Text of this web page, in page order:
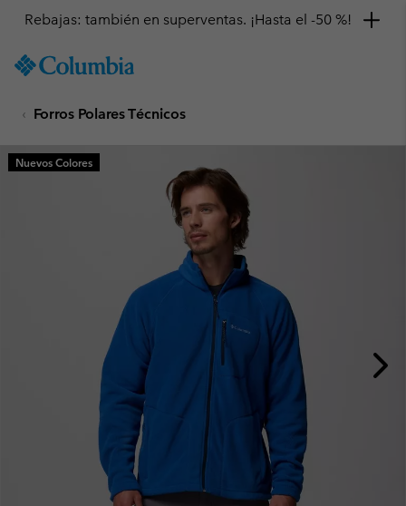
TO
SKIP
MAIN
NAV
Rebajas: también en superventas. ¡Hasta el -50 %!
Forros Polares Técnicos
Nuevos Colores